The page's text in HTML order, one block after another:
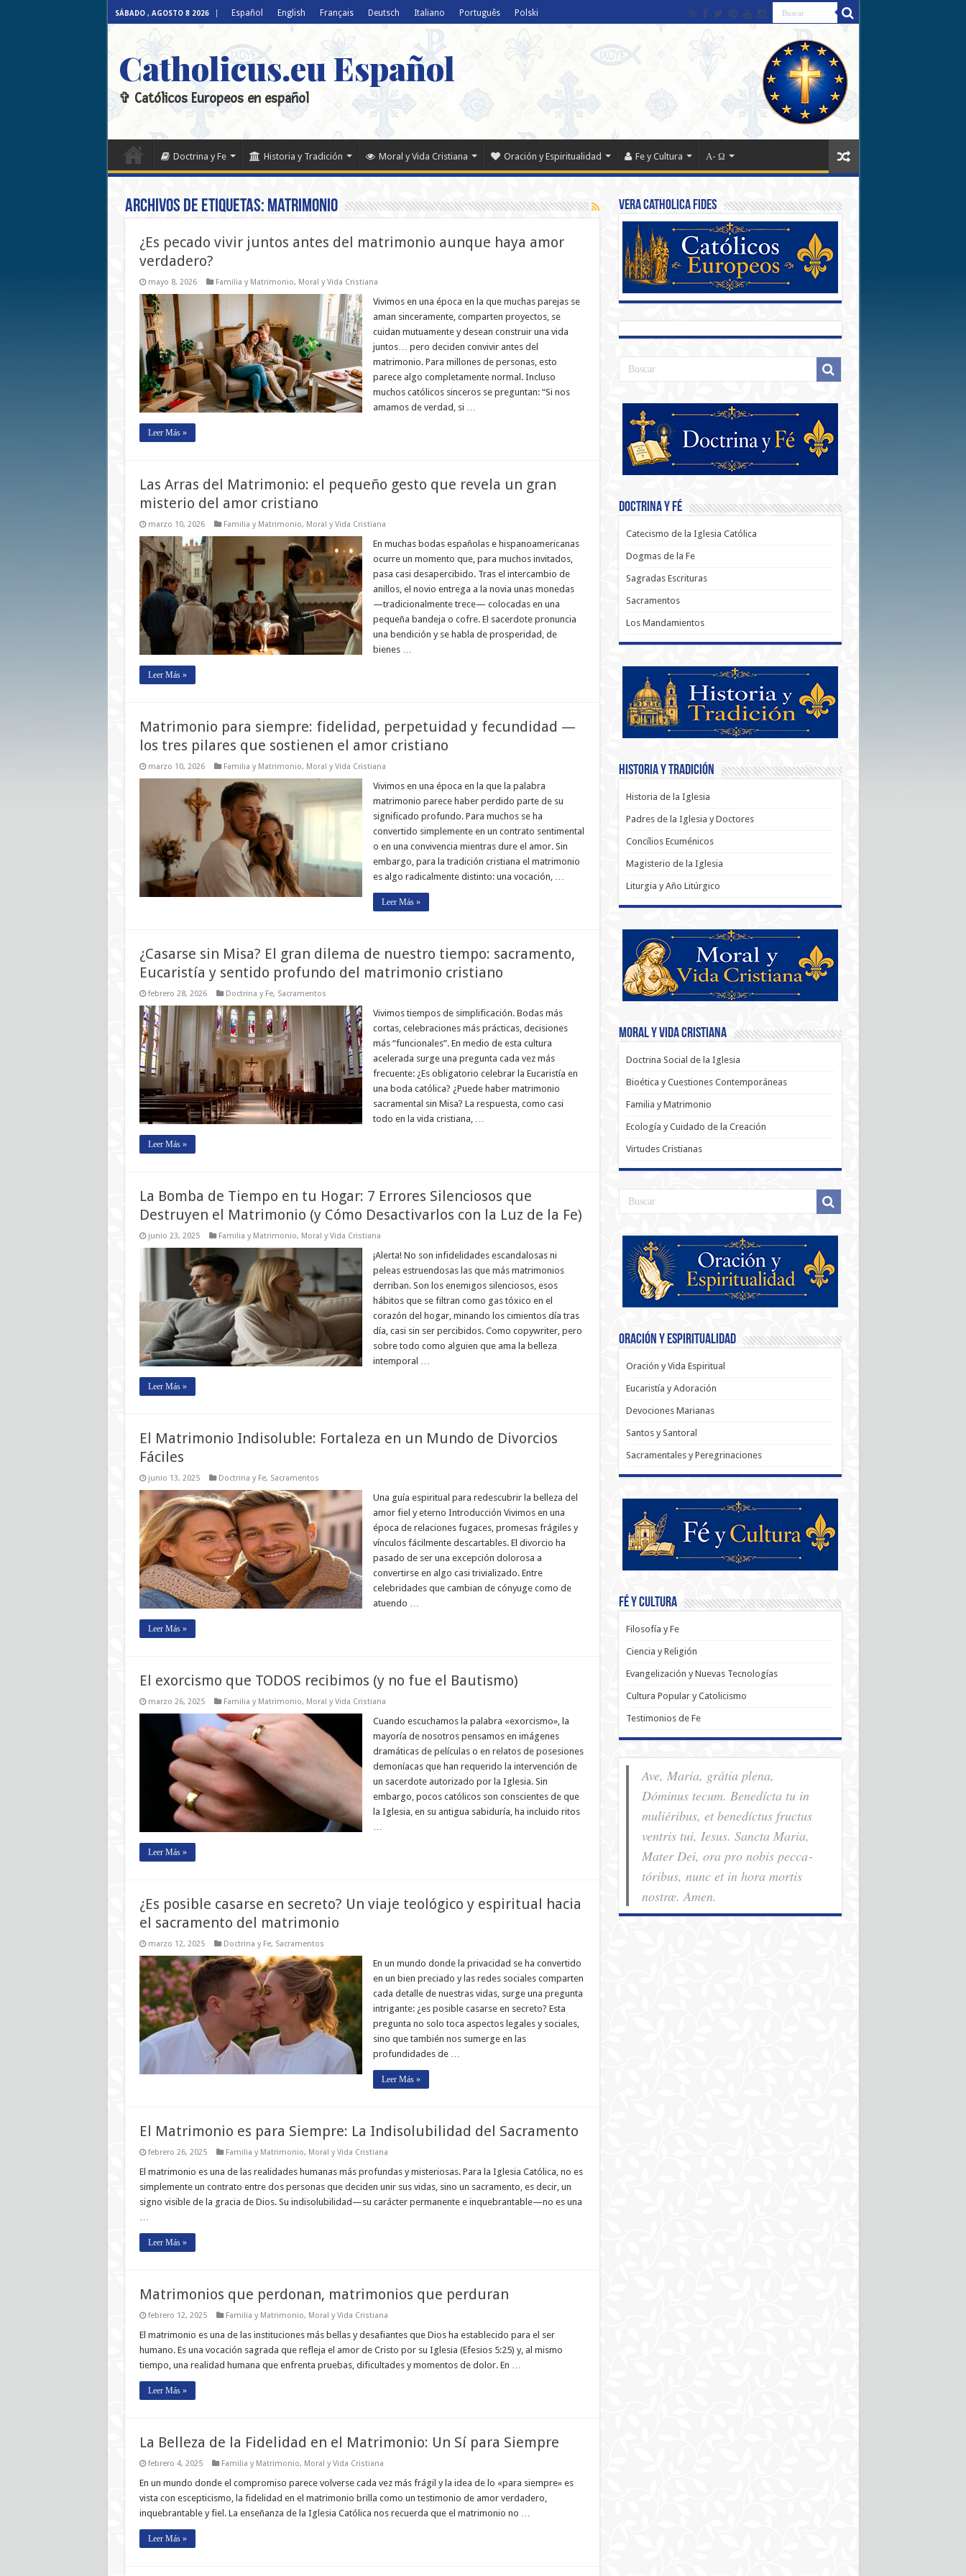
SÁBADO , AGOSTO 8 2026 Español English Français Deutsch Italiano Português Polski
Catholicus.eu Español
✞ Católicos Europeos en español
Doctrina y Fe Historia y Tradición Moral y Vida Cristiana Oración y Espiritualidad Fe y Cultura Α- Ω
Archivos de etiquetas: Matrimonio
¿Es pecado vivir juntos antes del matrimonio aunque haya amor
verdadero?
mayo 8, 2026 Familia y Matrimonio, Moral y Vida Cristiana
Vivimos en una época en la que muchas parejas se
aman sinceramente, comparten proyectos, se
cuidan mutuamente y desean construir una vida
juntos… pero deciden convivir antes del
matrimonio. Para millones de personas, esto
parece algo completamente normal. Incluso
muchos católicos sinceros se preguntan: “Si nos
amamos de verdad, si …
Leer Más »
Las Arras del Matrimonio: el pequeño gesto que revela un gran
misterio del amor cristiano
marzo 10, 2026 Familia y Matrimonio, Moral y Vida Cristiana
En muchas bodas españolas e hispanoamericanas
ocurre un momento que, para muchos invitados,
pasa casi desapercibido. Tras el intercambio de
anillos, el novio entrega a la novia unas monedas
—tradicionalmente trece— colocadas en una
pequeña bandeja o cofre. El sacerdote pronuncia
una bendición y se habla de prosperidad, de
bienes …
Leer Más »
Matrimonio para siempre: fidelidad, perpetuidad y fecundidad —
los tres pilares que sostienen el amor cristiano
marzo 10, 2026 Familia y Matrimonio, Moral y Vida Cristiana
Vivimos en una época en la que la palabra
matrimonio parece haber perdido parte de su
significado profundo. Para muchos se ha
convertido simplemente en un contrato sentimental
o en una convivencia mientras dure el amor. Sin
embargo, para la tradición cristiana el matrimonio
es algo radicalmente distinto: una vocación, …
Leer Más »
¿Casarse sin Misa? El gran dilema de nuestro tiempo: sacramento,
Eucaristía y sentido profundo del matrimonio cristiano
febrero 28, 2026 Doctrina y Fe, Sacramentos
Vivimos tiempos de simplificación. Bodas más
cortas, celebraciones más prácticas, decisiones
más “funcionales”. En medio de esta cultura
acelerada surge una pregunta cada vez más
frecuente: ¿Es obligatorio celebrar la Eucaristía en
una boda católica? ¿Puede haber matrimonio
sacramental sin Misa? La respuesta, como casi
todo en la vida cristiana, …
Leer Más »
La Bomba de Tiempo en tu Hogar: 7 Errores Silenciosos que
Destruyen el Matrimonio (y Cómo Desactivarlos con la Luz de la Fe)
junio 23, 2025 Familia y Matrimonio, Moral y Vida Cristiana
¡Alerta! No son infidelidades escandalosas ni
peleas estruendosas las que más matrimonios
derriban. Son los enemigos silenciosos, esos
hábitos que se filtran como gas tóxico en el
corazón del hogar, minando los cimientos día tras
día, casi sin ser percibidos. Como copywriter, pero
sobre todo como alguien que ama la belleza
intemporal …
Leer Más »
El Matrimonio Indisoluble: Fortaleza en un Mundo de Divorcios
Fáciles
junio 13, 2025 Doctrina y Fe, Sacramentos
Una guía espiritual para redescubrir la belleza del
amor fiel y eterno Introducción Vivimos en una
época de relaciones fugaces, promesas frágiles y
vínculos fácilmente descartables. El divorcio ha
pasado de ser una excepción dolorosa a
convertirse en algo casi trivializado. Entre
celebridades que cambian de cónyuge como de
atuendo …
Leer Más »
El exorcismo que TODOS recibimos (y no fue el Bautismo)
marzo 26, 2025 Familia y Matrimonio, Moral y Vida Cristiana
Cuando escuchamos la palabra «exorcismo», la
mayoría de nosotros pensamos en imágenes
dramáticas de películas o en relatos de posesiones
demoníacas que han requerido la intervención de
un sacerdote autorizado por la Iglesia. Sin
embargo, pocos católicos son conscientes de que
la Iglesia, en su antigua sabiduría, ha incluido ritos
…
Leer Más »
¿Es posible casarse en secreto? Un viaje teológico y espiritual hacia
el sacramento del matrimonio
marzo 12, 2025 Doctrina y Fe, Sacramentos
En un mundo donde la privacidad se ha convertido
en un bien preciado y las redes sociales comparten
cada detalle de nuestras vidas, surge una pregunta
intrigante: ¿es posible casarse en secreto? Esta
pregunta no solo toca aspectos legales y sociales,
sino que también nos sumerge en las
profundidades de …
Leer Más »
El Matrimonio es para Siempre: La Indisolubilidad del Sacramento
febrero 26, 2025 Familia y Matrimonio, Moral y Vida Cristiana
El matrimonio es una de las realidades humanas más profundas y misteriosas. Para la Iglesia Católica, no es
simplemente un contrato entre dos personas que deciden unir sus vidas, sino un sacramento, es decir, un
signo visible de la gracia de Dios. Su indisolubilidad—su carácter permanente e inquebrantable—no es una
…
Leer Más »
Matrimonios que perdonan, matrimonios que perduran
febrero 12, 2025 Familia y Matrimonio, Moral y Vida Cristiana
El matrimonio es una de las instituciones más bellas y desafiantes que Dios ha establecido para el ser
humano. Es una vocación sagrada que refleja el amor de Cristo por su Iglesia (Efesios 5:25) y, al mismo
tiempo, una realidad humana que enfrenta pruebas, dificultades y momentos de dolor. En …
Leer Más »
La Belleza de la Fidelidad en el Matrimonio: Un Sí para Siempre
febrero 4, 2025 Familia y Matrimonio, Moral y Vida Cristiana
En un mundo donde el compromiso parece volverse cada vez más frágil y la idea de lo «para siempre» es
vista con escepticismo, la fidelidad en el matrimonio brilla como un testimonio de amor verdadero,
inquebrantable y fiel. La enseñanza de la Iglesia Católica nos recuerda que el matrimonio no …
Leer Más »
Vera Catholica Fides
Doctrina y Fé
Catecismo de la Iglesia Católica
Dogmas de la Fe
Sagradas Escrituras
Sacramentos
Los Mandamientos
Historia y Tradición
Historia de la Iglesia
Padres de la Iglesia y Doctores
Concílios Ecuménicos
Magisterio de la Iglesia
Liturgia y Año Litúrgico
Moral y Vida Cristiana
Doctrina Social de la Iglesia
Bioética y Cuestiones Contemporáneas
Familia y Matrimonio
Ecología y Cuidado de la Creación
Virtudes Cristianas
Oración y Espiritualidad
Oración y Vida Espiritual
Eucaristía y Adoración
Devociones Marianas
Santos y Santoral
Sacramentales y Peregrinaciones
Fé y Cultura
Filosofía y Fe
Ciencia y Religión
Evangelización y Nuevas Tecnologías
Cultura Popular y Catolicismo
Testimonios de Fe
Ave, Maria, grátia plena,
Dóminus tecum. Benedícta tu in
muliéribus, et benedíctus fructus
ventris tui, Iesus. Sancta Maria,
Mater Dei, ora pro nobis pec­ca­
tóribus, nunc et in hora mortis
nostræ. Amen.